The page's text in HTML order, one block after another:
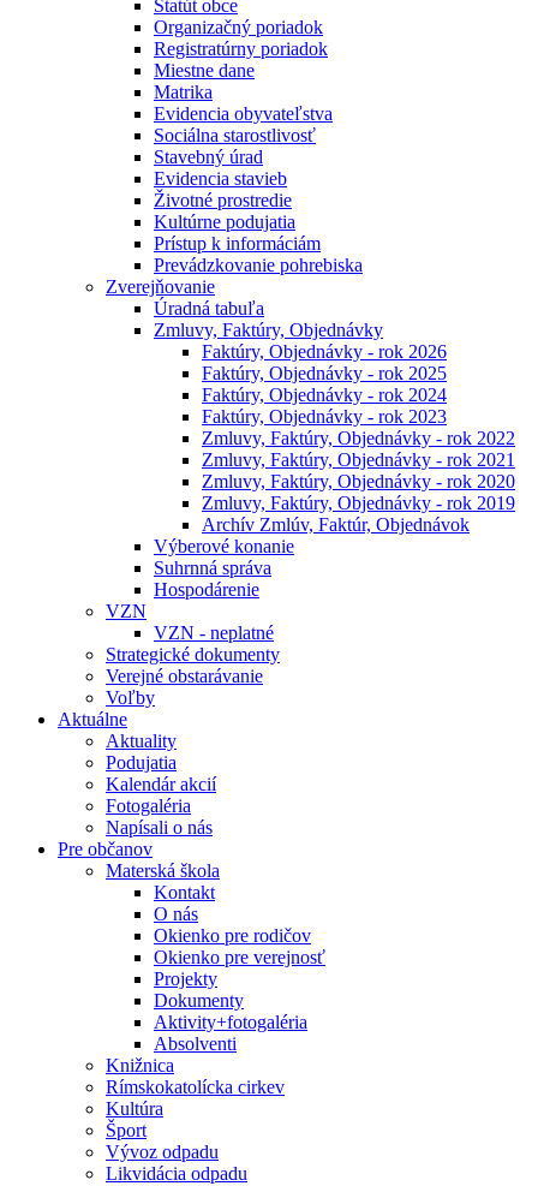
Štatút obce
Organizačný poriadok
Registratúrny poriadok
Miestne dane
Matrika
Evidencia obyvateľstva
Sociálna starostlivosť
Stavebný úrad
Evidencia stavieb
Životné prostredie
Kultúrne podujatia
Prístup k informáciám
Prevádzkovanie pohrebiska
Zverejňovanie
Úradná tabuľa
Zmluvy, Faktúry, Objednávky
Faktúry, Objednávky - rok 2026
Faktúry, Objednávky - rok 2025
Faktúry, Objednávky - rok 2024
Faktúry, Objednávky - rok 2023
Zmluvy, Faktúry, Objednávky - rok 2022
Zmluvy, Faktúry, Objednávky - rok 2021
Zmluvy, Faktúry, Objednávky - rok 2020
Zmluvy, Faktúry, Objednávky - rok 2019
Archív Zmlúv, Faktúr, Objednávok
Výberové konanie
Suhrnná správa
Hospodárenie
VZN
VZN - neplatné
Strategické dokumenty
Verejné obstarávanie
Voľby
Aktuálne
Aktuality
Podujatia
Kalendár akcií
Fotogaléria
Napísali o nás
Pre občanov
Materská škola
Kontakt
O nás
Okienko pre rodičov
Okienko pre verejnosť
Projekty
Dokumenty
Aktivity+fotogaléria
Absolventi
Knižnica
Rímskokatolícka cirkev
Kultúra
Šport
Vývoz odpadu
Likvidácia odpadu